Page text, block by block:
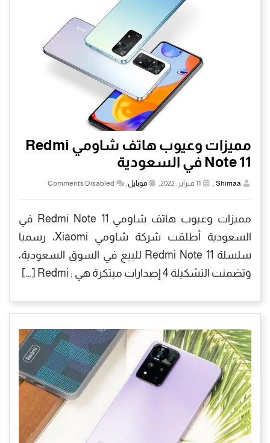
مميزات وعيوب هاتف شاومي Redmi
Note 11 في السعودية
Shimaa موبايل Comments Disabled
مميزات وعيوب هاتف شاومي Redmi Note 11 في
السعودية أطلقت شركة شاومي Xiaomi، رسميا
سلسلة Redmi Note 11 للبيع في السوق السعودية،
وتضمنت التشكيلة 4 إصدارات مبتكرة هي : Redmi […]